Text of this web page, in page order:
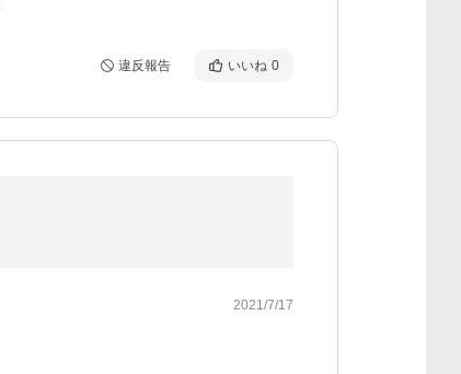
違反報告 いいね 0
2021/7/17